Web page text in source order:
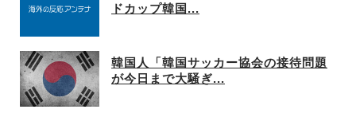
ドカップ韓国...
韓国人「韓国サッカー協会の接待問題
が今日まで大騒ぎ...